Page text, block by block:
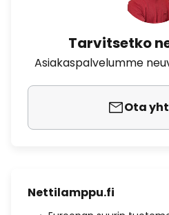
Tarvitsetko
Asiakaspalvelumme
Ota
Nettilamppu.fi